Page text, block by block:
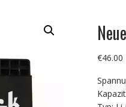
€46.00